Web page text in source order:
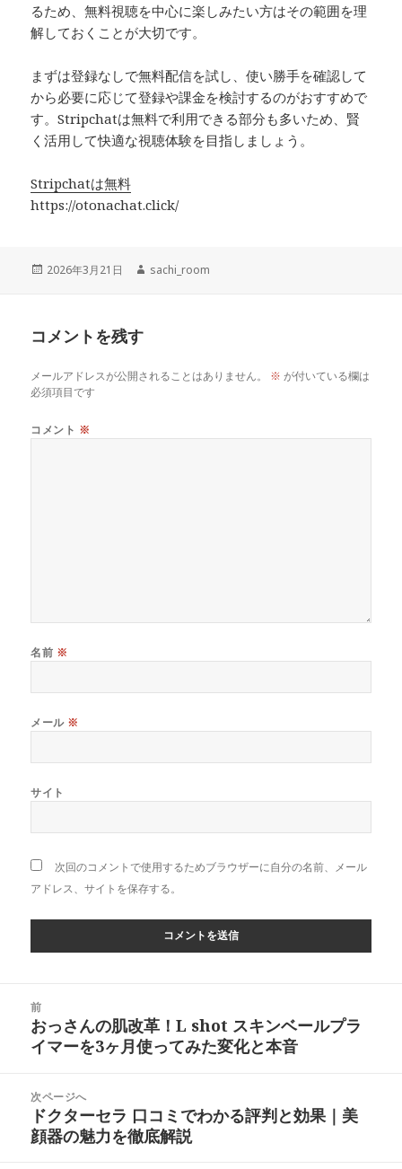
るため、無料視聴を中心に楽しみたい方はその範囲を理
解しておくことが大切です。
まずは登録なしで無料配信を試し、使い勝手を確認して
から必要に応じて登録や課金を検討するのがおすすめで
す。Stripchatは無料で利用できる部分も多いため、賢
く活用して快適な視聴体験を目指しましょう。
Stripchatは無料
https://otonachat.click/
投
2026年3月21日
作
sachi_room
コメントを残す
メールアドレスが公開されることはありません。 ※ が付いている欄は
必須項目です
コメント ※
名前 ※
メール ※
サイト
次回のコメントで使用するためブラウザーに自分の名前、メール
アドレス、サイトを保存する。
前
前
の
稿:
おっさんの肌改革！L shot スキンベールプラ
イマーを3ヶ月使ってみた変化と本音
次ページへ
次
の
ドクターセラ 口コミでわかる評判と効果｜美
顔器の魅力を徹底解説